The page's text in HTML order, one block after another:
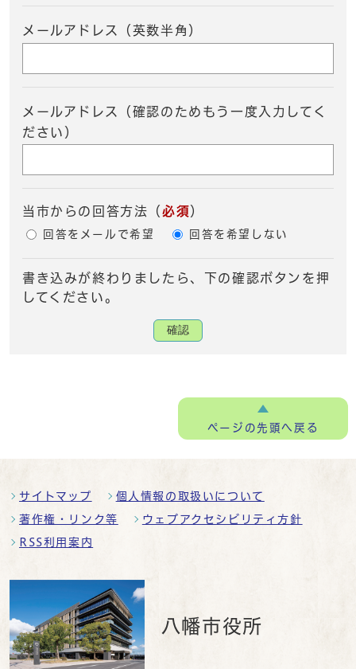
メールアドレス（英数半角）
メールアドレス（確認のためもう一度入力してく
ださい）
当市からの回答方法 （ 必須）
回答をメールで希望 回答を希望しない
書き込みが終わりましたら、下の確認ボタンを押
してください。
確認
ページの先頭へ戻る
サイトマップ 個人情報の取扱いについて
著作権・リンク等 ウェブアクセシビリティ方針
RSS利用案内
八幡市役所